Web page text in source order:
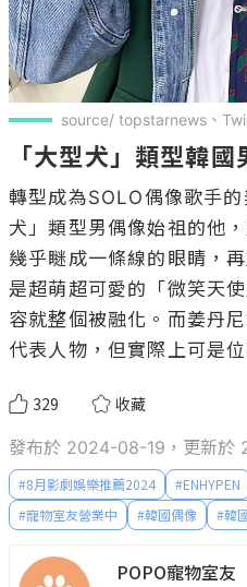
source/ topstarnews、
「大型犬」類型韓
轉型成為SOLO偶像歌手
犬」類型男偶像始祖的他
幾乎瞇成一條線的眼睛，
是超萌超可愛的「微笑天
容就整個被融化。而姜丹
代表人物，但實際上可是
329 收藏
發布於 2024-08-19，更新於
#8月影劇娛樂推薦2024 #ENHYPEN
#寵物室友營業中 #韓國偶像 #韓
POPO寵物室友